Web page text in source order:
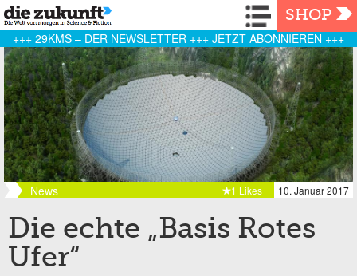
Navigation
SHOP
+++ 29KMS – DER NEWSLETTER +++ JETZT ABONNIEREN +++
News 10. Januar 2017
1 Likes
Die echte „Basis Rotes
Ufer“